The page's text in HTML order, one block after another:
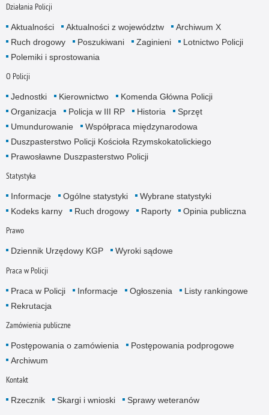
Działania Policji
Aktualności Aktualności z województw
Archiwum X
Ruch drogowy
Poszukiwani Zaginieni
Lotnictwo Policji
Polemiki i sprostowania
O Policji
Jednostki Kierownictwo
Komenda Główna Policji
Organizacja
Policja w III RP Historia
Sprzęt
Umundurowanie
Współpraca międzynarodowa
Duszpasterstwo Policji Kościoła Rzymskokatolickiego
Prawosławne Duszpasterstwo Policji
Statystyka
Informacje Ogólne statystyki
Wybrane statystyki
Kodeks karny
Ruch drogowy Raporty Opinia publiczna
Prawo
Dziennik Urzędowy KGP Wyroki sądowe
Praca w Policji
Praca w Policji Informacje Ogłoszenia
Listy rankingowe
Rekrutacja
Zamówienia publiczne
Postępowania o zamówienia
Postępowania podprogowe
Archiwum
Kontakt
Rzecznik Skargi i wnioski Sprawy weteranów